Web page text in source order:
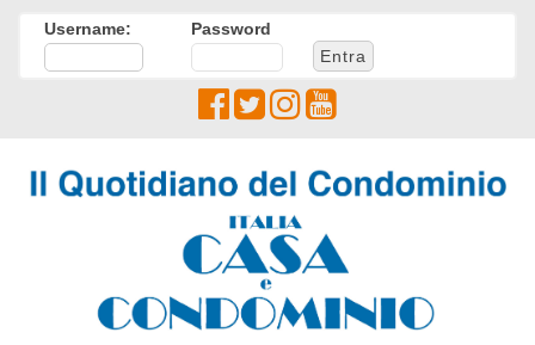
Username: Password